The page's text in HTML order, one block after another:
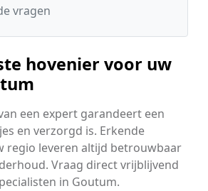
vragen
hovenier voor uw
een expert garandeert een
en verzorgd is. Erkende
regio leveren altijd betrouwbaar
Vraag direct vrijblijvend
in Goutum.